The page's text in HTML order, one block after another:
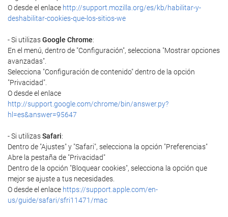
O desde el enlace http://support.mozilla.org/es/kb/habilitar-y-
deshabilitar-cookies-que-los-sitios-we
- Si utilizasGoogle Chrome:
En el menú, dentro de "Configuración", selecciona "Mostrar opciones
avanzadas".
Selecciona "Configuración de contenido" dentro de la opción
"Privacidad".
O desde el enlace
http://support.google.com/chrome/bin/answer.py?
hl=es&answer=95647
- Si utilizasSafari:
Dentro de "Ajustes" y "Safari", selecciona la opción "Preferencias"
Abre la pestaña de "Privacidad"
Dentro de la opción "Bloquear cookies", selecciona la opción que
mejor se ajuste a tus necesidades.
O desde el enlace https://support.apple.com/en-
us/guide/safari/sfri11471/mac